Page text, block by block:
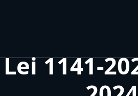
Lei 1141-